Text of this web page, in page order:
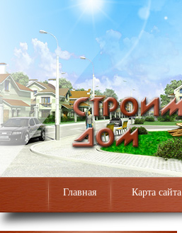
Главная Карта сайта